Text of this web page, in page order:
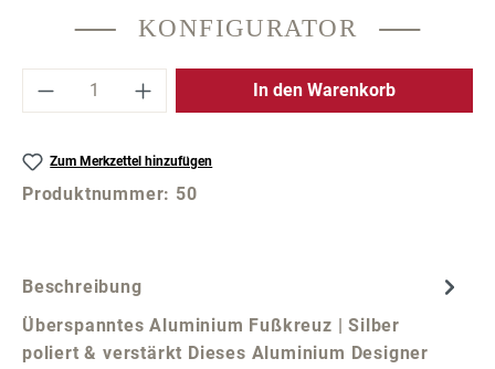
KONFIGURATOR
Produkt Anzahl: Gib den gewünschten
In den Warenkorb
Zum Merkzettel hinzufügen
Produktnummer: 50
Beschreibung
Überspanntes Aluminium Fußkreuz | Silber
poliert & verstärkt Dieses Aluminium Designer